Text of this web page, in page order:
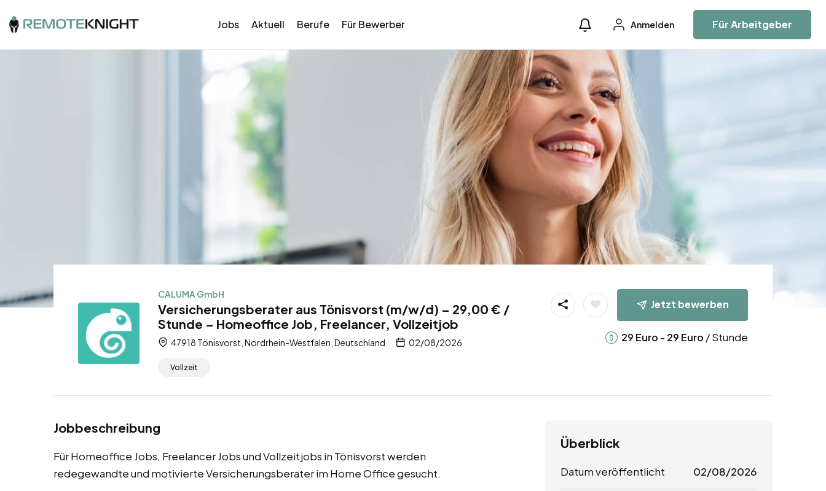
Jobs Aktuell Berufe Für Bewerber Anmelden Für Arbeitgeber
CALUMA GmbH
Versicherungsberater aus Tönisvorst (m/w/d) – 29,00 € /
Stunde – Homeoffice Job, Freelancer, Vollzeitjob
47918 Tönisvorst, Nordrhein-Westfalen, Deutschland 02/08/2026
Vollzeit
Jetzt bewerben
29 Euro - 29 Euro / Stunde
Jobbeschreibung
Für Homeoffice Jobs, Freelancer Jobs und Vollzeitjobs in Tönisvorst werden
redegewandte und motivierte Versicherungsberater im Home Office gesucht.
Überblick
Datum veröffentlicht 02/08/2026